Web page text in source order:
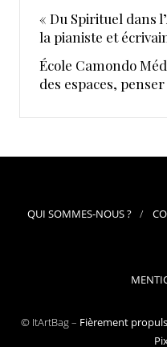
« Du Spirituel dans
la pianiste et
École Camondo
des espaces,
QUI SOMMES-NOUS ?
© ItArtBag – Fièrement